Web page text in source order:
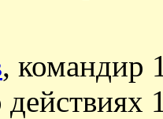
, командир